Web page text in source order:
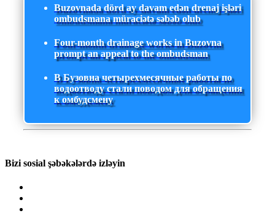
Buzovnada dörd ay davam edən drenaj işləri
ombudsmana müraciətə səbəb olub
Four-month drainage works in Buzovna
prompt an appeal to the ombudsman
В Бузовна четырехмесячные работы по
водоотводу стали поводом для обращения
к омбудсмену
Bizi sosial şəbəkələrdə izləyin